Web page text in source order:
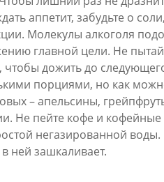
аппетит, забудьте о
Молекулы алкоголя
главной цели. Не
чтобы дожить до
порциями, но как
– апельсины,
Не пейте кофе и
негазированной воды.
в ней зашкаливает.